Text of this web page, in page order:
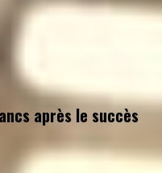
après le succès